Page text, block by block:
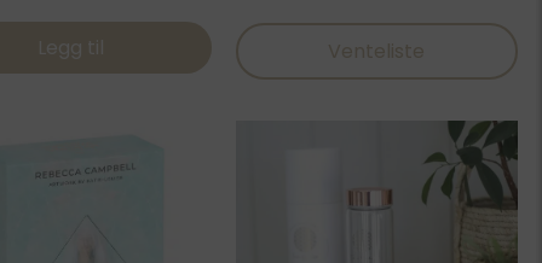
449,00 kr.
359,20 kr.
Legg til
399,00 kr.
319,20 kr.
Venteliste